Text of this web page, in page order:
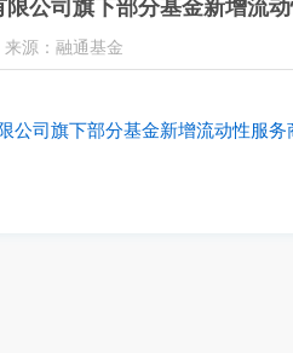
公司旗下部分基金新增流
源：融通基金
公司旗下部分基金新增流动性服务